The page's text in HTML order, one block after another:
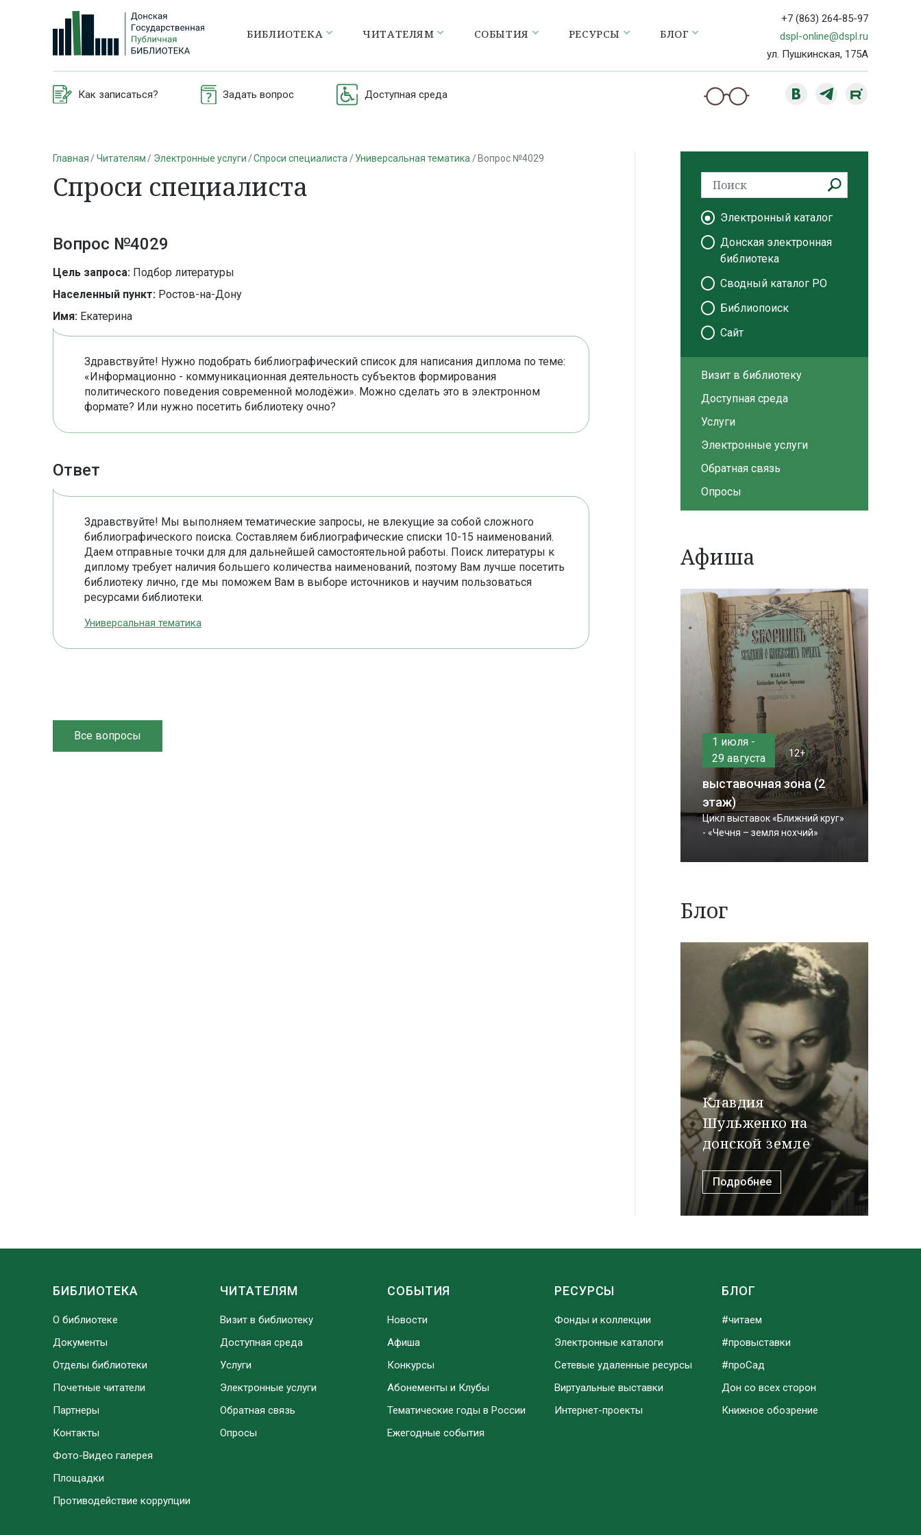
БИБЛИОТЕКА ЧИТАТЕЛЯМ СОБЫТИЯ РЕСУРСЫ БЛОГ
+7 (863) 264-85-97
dspl-online@dspl.ru
ул. Пушкинская, 175А
Как записаться? Задать вопрос Доступная среда
Главная Читателям Электронные услуги Спроси специалиста Универсальная тематика Вопрос №4029
Спроси специалиста
Вопрос №4029
Цель запроса: Подбор литературы
Населенный пункт: Ростов-на-Дону
Имя: Екатерина
Здравствуйте! Нужно подобрать библиографический список для написания диплома по теме:
«Информационно - коммуникационная деятельность субъектов формирования
политического поведения современной молодёжи». Можно сделать это в электронном
формате? Или нужно посетить библиотеку очно?
Ответ
Здравствуйте! Мы выполняем тематические запросы, не влекущие за собой сложного
библиографического поиска. Составляем библиографические списки 10-15 наименований.
Даем отправные точки для для дальнейшей самостоятельной работы. Поиск литературы к
диплому требует наличия большего количества наименований, поэтому Вам лучше посетить
библиотеку лично, где мы поможем Вам в выборе источников и научим пользоваться
ресурсами библиотеки.
Универсальная тематика
Все вопросы
Электронный каталог
Донская электронная
библиотека
Сводный каталог РО
Библиопоиск
Сайт
Визит в библиотеку
Доступная среда
Услуги
Электронные услуги
Обратная связь
Опросы
Афиша
1 июля -
29 августа
12+
выставочная зона (2
этаж)
Цикл выставок «Ближний круг»
- «Чечня – земля нохчий»
Блог
Клавдия
Шульженко на
донской земле
Подробнее
БИБЛИОТЕКА
О библиотеке
Документы
Отделы библиотеки
Почетные читатели
Партнеры
Контакты
Фото-Видео галерея
Площадки
Противодействие коррупции
ЧИТАТЕЛЯМ
Визит в библиотеку
Доступная среда
Услуги
Электронные услуги
Обратная связь
Опросы
СОБЫТИЯ
Новости
Афиша
Конкурсы
Абонементы и Клубы
Тематические годы в России
Ежегодные события
РЕСУРСЫ
Фонды и коллекции
Электронные каталоги
Сетевые удаленные ресурсы
Виртуальные выставки
Интернет-проекты
БЛОГ
#читаем
#провыставки
#проСад
Дон со всех сторон
Книжное обозрение